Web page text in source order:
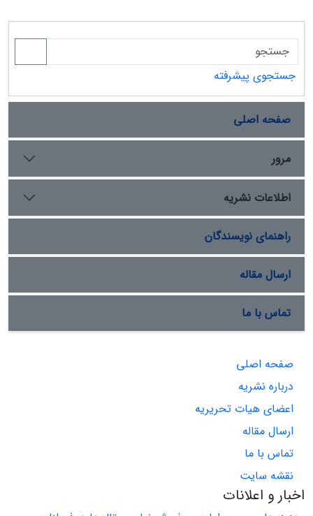
جستجوی پیشرفته
صفحه اصلی
مرور
اطلاعات نشریه
راهنمای نویسندگان
ارسال مقاله
تماس با ما
صفحه اصلی
درباره نشریه
اعضای هیات تحریریه
ارسال مقاله
تماس با ما
نقشه سایت
اخبار و اعلانات